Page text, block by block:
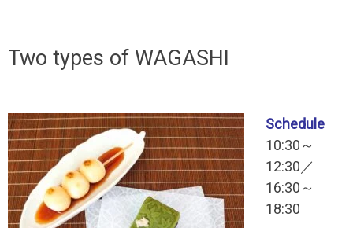
Two types of WAGASHI
Schedule
10:30～
12:30／
16:30～
18:30